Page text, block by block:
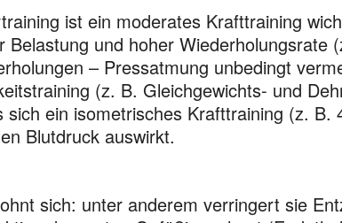
ist ein moderates Krafttraining
Belastung und hoher Wiederholungsrate
– Pressatmung unbedingt
(z. B. Gleichgewichts- und
sich ein isometrisches Krafttraining (z. B.
Blutdruck auswirkt.
sich: unter anderem verringert sie